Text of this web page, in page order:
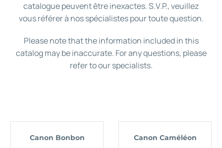
catalogue peuvent être inexactes. S.V.P., veuillez
vous référer à nos spécialistes pour toute question.
Please note that the information included in this
catalog may be inaccurate. For any questions, please
refer to our specialists.
Canon Bonbon Canon Caméléon